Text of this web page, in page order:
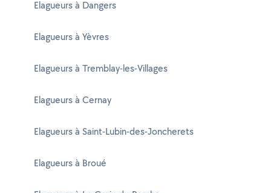
Elagueurs à Dangers
Elagueurs à Yèvres
Elagueurs à Tremblay-les-Villages
Elagueurs à Cernay
Elagueurs à Saint-Lubin-des-Joncherets
Elagueurs à Broué